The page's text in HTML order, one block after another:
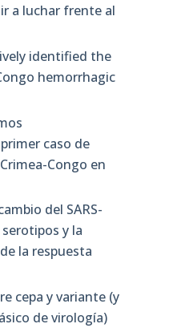
a luchar frente al
identified the
hemorrhagic
caso de
Congo en
del SARS-
y la
la respuesta
cepa y variante (y
de virología)